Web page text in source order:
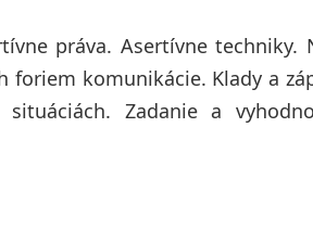
práva. Asertívne techniky.
komunikácie. Klady a
Zadanie a